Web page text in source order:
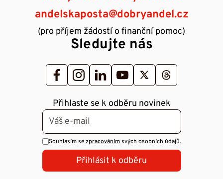
andelskaposta@dobryandel.cz
(pro příjem žádostí o finanční pomoc)
Sledujte nás
Přihlaste se k odběru novinek
Souhlasím sezpracovánímsvých osobních údajů.
Přihlásit k odběru